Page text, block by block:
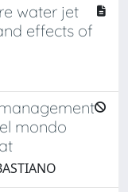
water jet
effects of
mondo